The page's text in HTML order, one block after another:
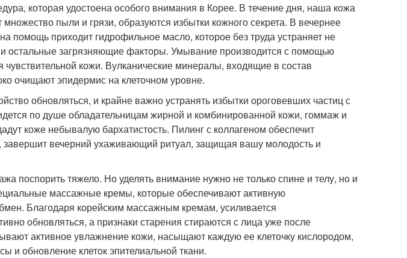
которая удостоена особого внимания в Корее. В течение дня, наша кожа
пыли и грязи, образуются избытки кожного секрета. В вечернее
помощь приходит гидрофильное масло, которое без труда устраняет не
и остальные загрязняющие факторы. Умывание производится с помощью
кожи. Вулканические минералы, входящие в состав
очищают эпидермис на клеточном уровне.
обновляться, и крайне важно устранять избытки ороговевших частиц с
по душе обладательницам жирной и комбинированной кожи, гоммаж и
коже небывалую бархатистость. Пилинг с коллагеном обеспечит
завершит вечерний ухаживающий ритуал, защищая вашу молодость и
поспорить тяжело. Но уделять внимание нужно не только спине и телу, но и
массажные кремы, которые обеспечивают активную
Благодаря корейским массажным кремам, усиливается
обновляться, а признаки старения стираются с лица уже после
активное увлажнение кожи, насыщают каждую ее клеточку кислородом,
и обновление клеток эпителиальной ткани.